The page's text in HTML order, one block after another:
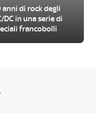
anni di rock degli
DC in una serie di
francobolli